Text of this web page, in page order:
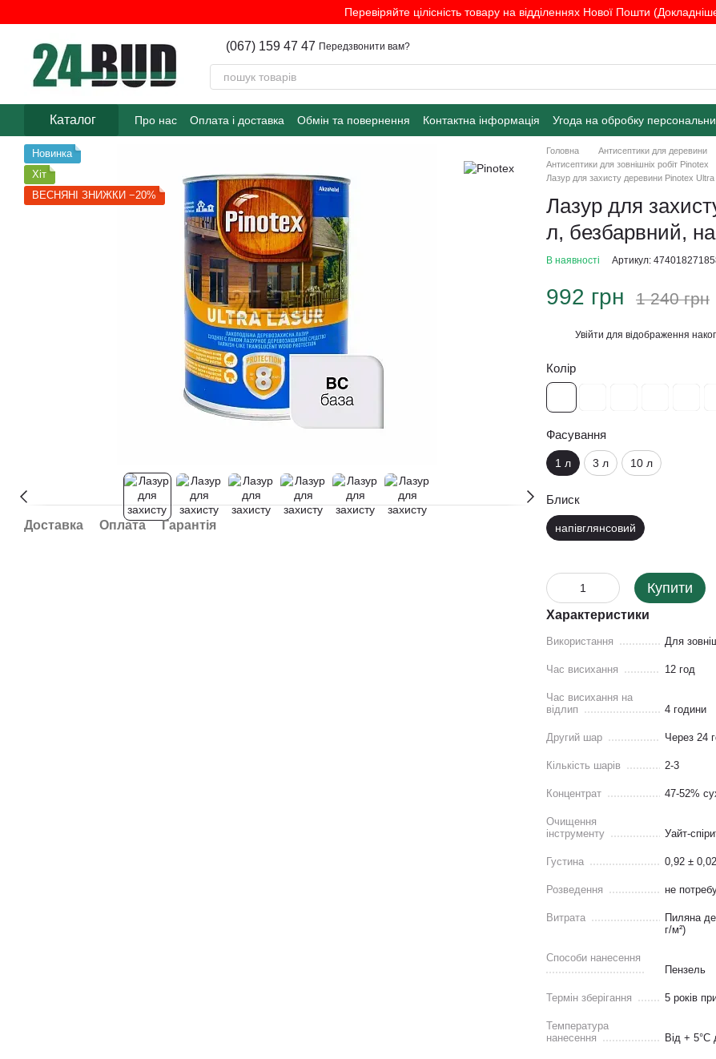
Перевіряйте цілісність товару на відділеннях Нової Пошти
(067) 159 47 47 Передзвонити вам?
Каталог Про нас Оплата і доставка Обмін та повернення Контактна інформація Угода на обробку
Новинка
Хіт
ВЕСНЯНІ ЗНИЖКИ −20%
Доставка Оплата Гарантія
Головна Антисептики для деревини
Антисептики для зовнішніх робіт Pinotex
Лазур для захисту деревини Pinotex
Лазур для
л, безбарвний,
В наявності Артикул:
992 грн 1 240 грн
Увійти для відображення
Колір
Фасування
1 л 3 л 10 л
Блиск
напівглянсовий
Купити
Характеристики
Використання Для
Час висихання 12 год
Час висихання на
відлип
4 години
Другий шар Через 24
Кількість шарів 2-3
Концентрат 47-52%
Очищення
інструменту
Уайт-
Густина 0,92 ±
Розведення не
Витрата
Пиляна
г/м²)
Способи нанесення
Пензель
Термін зберігання 5 років
Температура
нанесення
Від + 5°С